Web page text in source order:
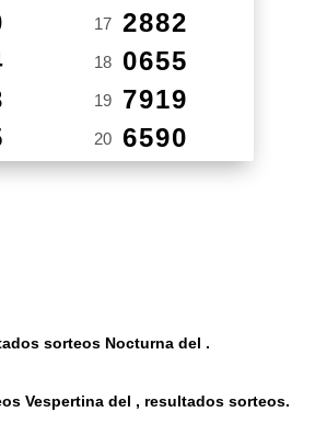
17 2882
18 0655
19 7919
20 6590
sorteos Nocturna del .
Vespertina del , resultados sorteos.